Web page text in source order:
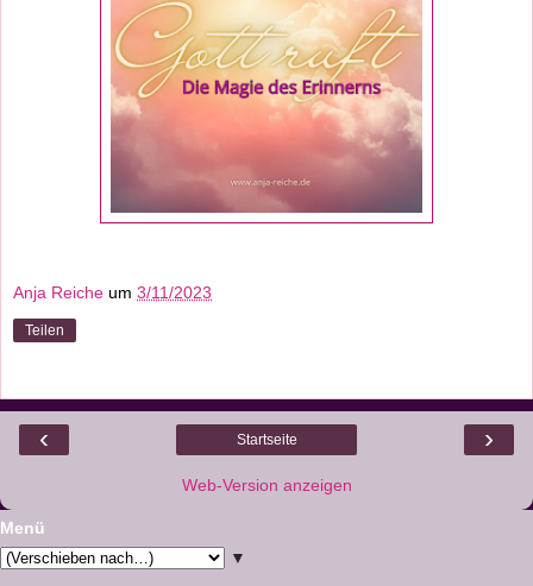
Anja Reiche um 3/11/2023
Teilen
‹ ›
Startseite
Web-Version anzeigen
Menü
▼